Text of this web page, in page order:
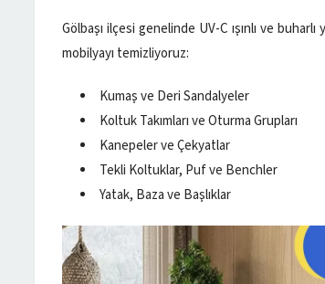
Gölbaşı ilçesi genelinde UV-C ışınlı ve
mobilyayı temizliyoruz:
Kumaş ve Deri Sandalyeler
Koltuk Takımları ve Oturma Grupları
Kanepeler ve Çekyatlar
Tekli Koltuklar, Puf ve Benchler
Yatak, Baza ve Başlıklar